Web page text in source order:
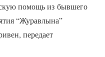
помощь из бывшего
“Журавлына”
передает